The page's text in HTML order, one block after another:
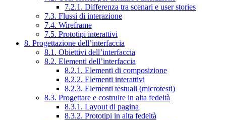
7.2.1. Differenza tra scenari e user stories
7.3. Flussi di interazione
7.4. Wireframe
7.5. Prototipi interattivi
8. Progettazione dell’interfaccia
8.1. Obiettivi dell’interfaccia
8.2. Elementi dell’interfaccia
8.2.1. Elementi di composizione
8.2.2. Elementi interattivi
8.2.3. Elementi testuali (microtesti)
8.3. Progettare e costruire in alta fedeltà
8.3.1. Layout di pagina
8.3.2. Prototipi in alta fedeltà